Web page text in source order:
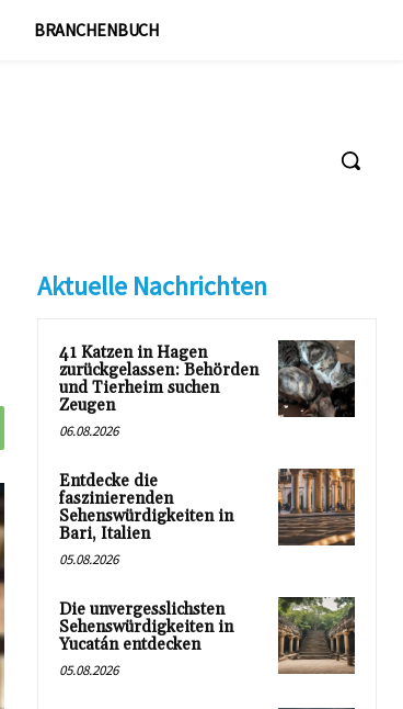
BRANCHENBUCH
Aktuelle Nachrichten
41 Katzen in Hagen
zurückgelassen: Behörden
und Tierheim suchen
Zeugen
06.08.2026
Entdecke die
faszinierenden
Sehenswürdigkeiten in
Bari, Italien
05.08.2026
Die unvergesslichsten
Sehenswürdigkeiten in
Yucatán entdecken
05.08.2026